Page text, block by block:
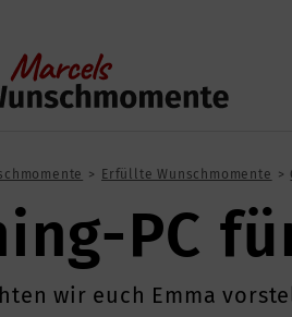
Erfüllte Wunschmomente
PC
wir euch Emma